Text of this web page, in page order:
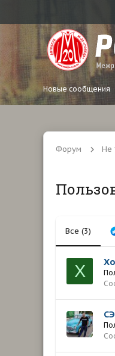
Новые сообщения
Форум Не
Все (3)
Х